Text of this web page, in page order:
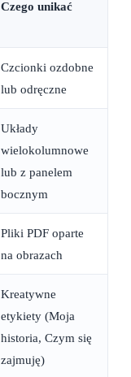
Czego unikać
Czcionki ozdobne
lub odręczne
Układy
wielokolumnowe
lub z panelem
bocznym
Pliki PDF oparte
na obrazach
Kreatywne
etykiety (Moja
historia, Czym się
zajmuję)